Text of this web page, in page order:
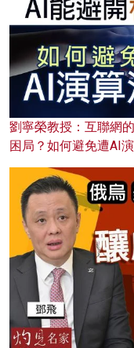
劉寧榮教授：互聯網
困局？如何避免遭AI